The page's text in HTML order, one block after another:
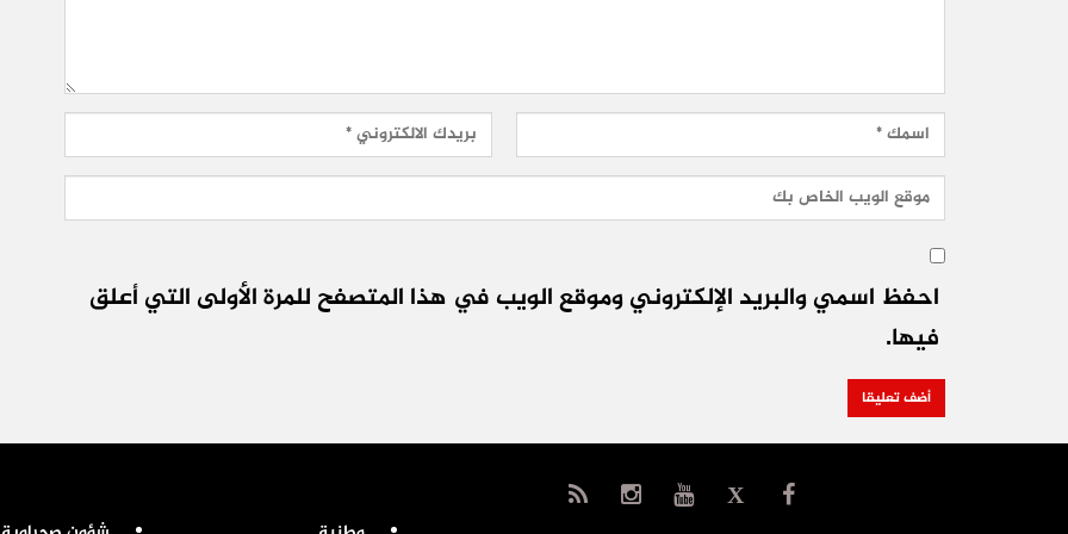
احفظ اسمي والبريد الإلكتروني وموقع الويب في هذا المتصفح للمرة الأولى التي أعلق
فيها.